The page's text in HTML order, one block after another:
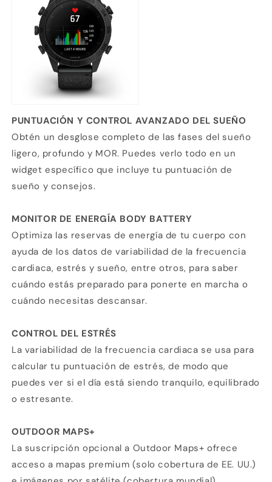
PUNTUACIÓN Y CONTROL AVANZADO DEL SUEÑO
Obtén un desglose completo de las fases del sueño
ligero, profundo y MOR. Puedes verlo todo en un
widget específico que incluye tu puntuación de
sueño y consejos.
MONITOR DE ENERGÍA BODY BATTERY
Optimiza las reservas de energía de tu cuerpo con
ayuda de los datos de variabilidad de la frecuencia
cardiaca, estrés y sueño, entre otros, para saber
cuándo estás preparado para ponerte en marcha o
cuándo necesitas descansar.
CONTROL DEL ESTRÉS
La variabilidad de la frecuencia cardiaca se usa para
calcular tu puntuación de estrés, de modo que
puedes ver si el día está siendo tranquilo, equilibrado
o estresante.
OUTDOOR MAPS+
La suscripción opcional a Outdoor Maps+ ofrece
acceso a mapas premium (solo cobertura de EE. UU.)